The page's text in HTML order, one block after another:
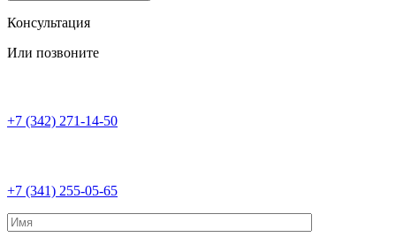
Консультация
Или позвоните
+7 (342) 271-14-50
+7 (341) 255-05-65